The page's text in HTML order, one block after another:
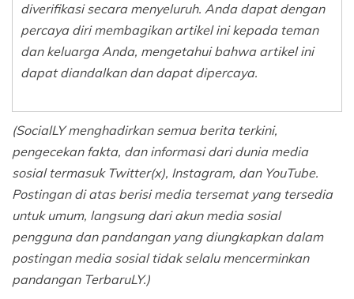
diverifikasi secara menyeluruh. Anda dapat dengan
percaya diri membagikan artikel ini kepada teman
dan keluarga Anda, mengetahui bahwa artikel ini
dapat diandalkan dan dapat dipercaya.
(SocialLY menghadirkan semua berita terkini,
pengecekan fakta, dan informasi dari dunia media
sosial termasuk Twitter(x), Instagram, dan YouTube.
Postingan di atas berisi media tersemat yang tersedia
untuk umum, langsung dari akun media sosial
pengguna dan pandangan yang diungkapkan dalam
postingan media sosial tidak selalu mencerminkan
pandangan TerbaruLY.)